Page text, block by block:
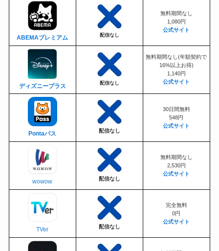
ABEMAプレミアム 配信なし
無料期間なし
1,080円
公式サイト
ディズニープラス 配信なし
無料期間なし(年額契約で
16%以上お得)
1,140円
公式サイト
Pontaパス 配信なし
30日間無料
548円
公式サイト
wowow 配信なし
無料期間なし
2,530円
公式サイト
TVer 配信なし
完全無料
0円
公式サイト